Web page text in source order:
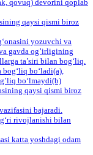
qovuq) devorini qoplab
qaysi qismi biroz
yozuvchi va
gavda og’irligining
ta’siri bilan bog‘liq.
bo‘ladi(a),
bo‘lmaydi(b)
qaysi qismi biroz
bajaradi.
rivojlanishi bilan
katta yoshdagi odam